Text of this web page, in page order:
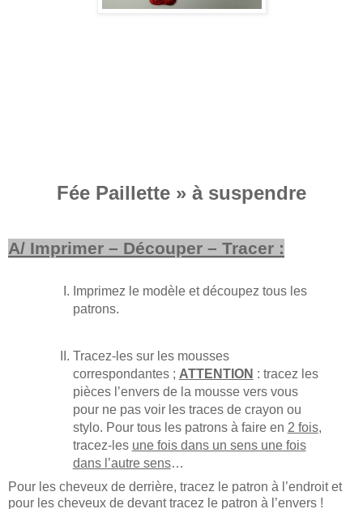
Fée Paillette » à suspendre
A/ Imprimer – Découper – Tracer :
Imprimez le modèle et découpez tous les
patrons.
Tracez-les sur les mousses
correspondantes ; ATTENTION : tracez les
pièces l’envers de la mousse vers vous
pour ne pas voir les traces de crayon ou
stylo. Pour tous les patrons à faire en 2 fois,
tracez-les une fois dans un sens une fois
dans l’autre sens…
Pour les cheveux de derrière, tracez le patron à l’endroit et
pour les cheveux de devant tracez le patron à l’envers !